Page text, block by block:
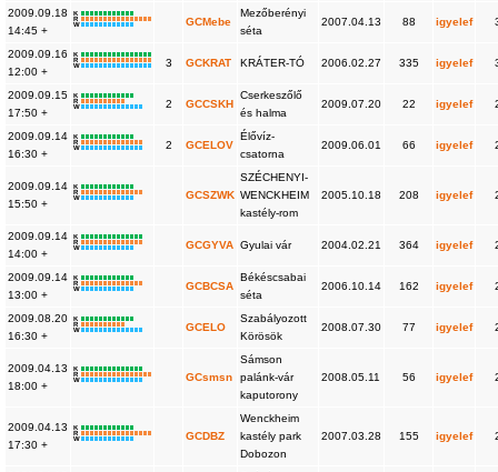
2009.09.18
14:45 +
K
R
W
GCMebe
Mezőberényi
séta
2007.04.13 88 igyelef
2009.09.16
12:00 +
K
R
W
3 GCKRAT KRÁTER-TÓ 2006.02.27 335 igyelef
2009.09.15
17:50 +
K
R
W
2 GCCSKH
Cserkeszőlő
és halma
2009.07.20 22 igyelef
2009.09.14
16:30 +
K
R
W
2 GCELOV
Élővíz-
csatorna
2009.06.01 66 igyelef
2009.09.14
15:50 +
K
R
W
GCSZWK
SZÉCHENYI-
WENCKHEIM
kastély-rom
2005.10.18 208 igyelef
2009.09.14
14:00 +
K
R
W
GCGYVA Gyulai vár 2004.02.21 364 igyelef
2009.09.14
13:00 +
K
R
W
GCBCSA
Békéscsabai
séta
2006.10.14 162 igyelef
2009.08.20
16:30 +
K
R
W
GCELO
Szabályozott
Körösök
2008.07.30 77 igyelef
2009.04.13
18:00 +
K
R
W
GCsmsn
Sámson
palánk-vár
kaputorony
2008.05.11 56 igyelef
2009.04.13
17:30 +
K
R
W
GCDBZ
Wenckheim
kastély park
Dobozon
2007.03.28 155 igyelef